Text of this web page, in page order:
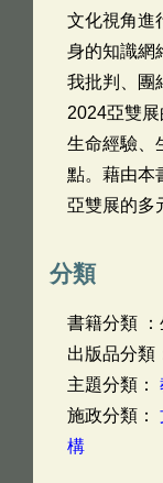
文化視角進
身的知識網
我批判、團
2024亞雙
生命經驗、
點。藉由本
亞雙展的多
分類
書籍分類
出版品分類
主題分類：
施政分類：
構